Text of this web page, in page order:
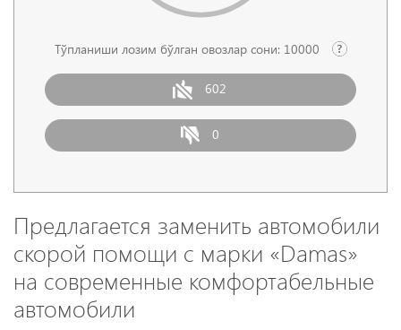
Тўпланиши лозим бўлган овозлар сони: 10000
602
0
Предлагается заменить автомобили
скорой помощи с марки «Damas»
на современные комфортабельные
автомобили